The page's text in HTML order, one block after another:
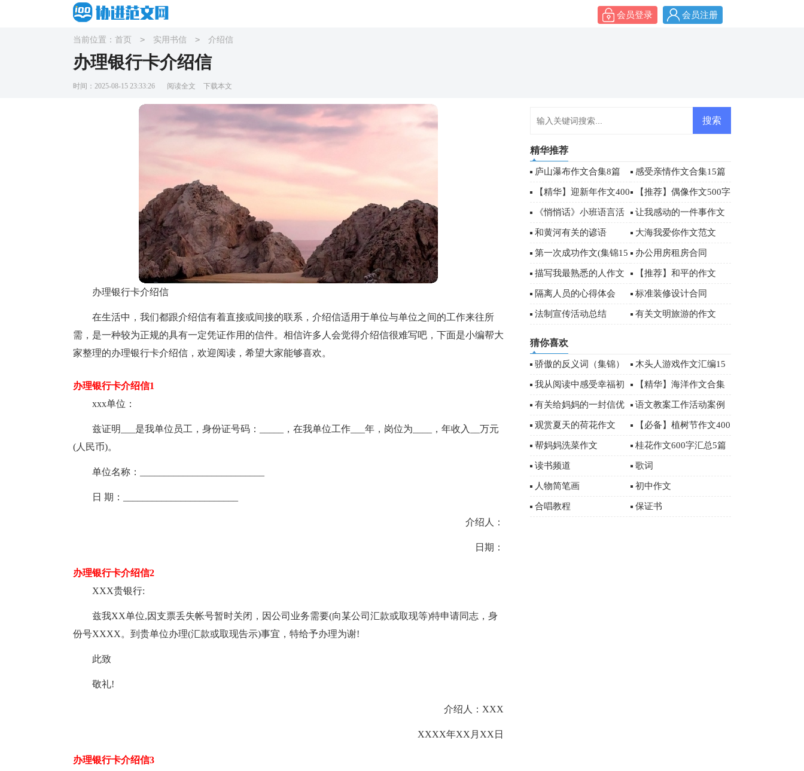
会员登录 会员注册
当前位置： 首页 > 实用书信 > 介绍信
办理银行卡介绍信
时间：2025-08-15 23:33:26 阅读全文 下载本文
办理银行卡介绍信
在生活中，我们都跟介绍信有着直接或间接的联系，介绍信适用于单位与单位之间的工作来往所
需，是一种较为正规的具有一定凭证作用的信件。相信许多人会觉得介绍信很难写吧，下面是小编帮大
家整理的办理银行卡介绍信，欢迎阅读，希望大家能够喜欢。
办理银行卡介绍信1
xxx单位：
兹证明___是我单位员工，身份证号码：_____，在我单位工作___年，岗位为____，年收入__万元
(人民币)。
单位名称：__________________________
日 期：________________________
介绍人：
日期：
办理银行卡介绍信2
XXX贵银行:
兹我XX单位,因支票丢失帐号暂时关闭，因公司业务需要(向某公司汇款或取现等)特申请同志，身
份号XXXX。到贵单位办理(汇款或取现告示)事宜，特给予办理为谢!
此致
敬礼!
介绍人：XXX
XXXX年XX月XX日
办理银行卡介绍信3
精华推荐
庐山瀑布作文合集8篇 感受亲情作文合集15篇
【精华】迎新年作文400
字9篇
【推荐】偶像作文500字
合集八篇
《悄悄话》小班语言活
动教案
让我感动的一件事作文
400字
和黄河有关的谚语 大海我爱你作文范文
第一次成功作文(集锦15
篇)
办公用房租房合同
描写我最熟悉的人作文
500字
【推荐】和平的作文
隔离人员的心得体会 标准装修设计合同
法制宣传活动总结 有关文明旅游的作文
猜你喜欢
骄傲的反义词（集锦） 木头人游戏作文汇编15
篇
我从阅读中感受幸福初
三作文3篇
【精华】海洋作文合集
十篇
有关给妈妈的一封信优
秀作文合集七篇
语文教案工作活动案例
观赏夏天的荷花作文 【必备】植树节作文400
字汇编5篇
帮妈妈洗菜作文 桂花作文600字汇总5篇
读书频道 歌词
人物简笔画 初中作文
合唱教程 保证书